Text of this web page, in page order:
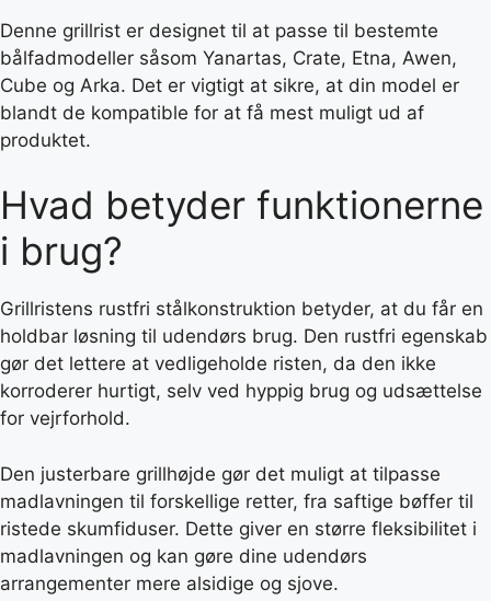
Denne grillrist er designet til at passe til bestemte
bålfadmodeller såsom Yanartas, Crate, Etna, Awen,
Cube og Arka. Det er vigtigt at sikre, at din model er
blandt de kompatible for at få mest muligt ud af
produktet.
Hvad betyder funktionerne
i brug?
Grillristens rustfri stålkonstruktion betyder, at du får en
holdbar løsning til udendørs brug. Den rustfri egenskab
gør det lettere at vedligeholde risten, da den ikke
korroderer hurtigt, selv ved hyppig brug og udsættelse
for vejrforhold.
Den justerbare grillhøjde gør det muligt at tilpasse
madlavningen til forskellige retter, fra saftige bøffer til
ristede skumfiduser. Dette giver en større fleksibilitet i
madlavningen og kan gøre dine udendørs
arrangementer mere alsidige og sjove.